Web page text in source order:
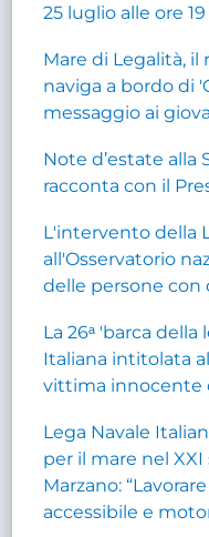
25 luglio alle ore
Mare di Legalità, il
naviga a bordo di
messaggio ai
Note d’estate alla
racconta con il
L'intervento della
all'Osservatorio
delle persone con
La 26ᵃ 'barca
Italiana intitolata
vittima innocente
Lega Navale
per il mare nel
Marzano:
accessibile e